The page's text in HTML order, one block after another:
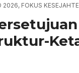
2026, FOKUS